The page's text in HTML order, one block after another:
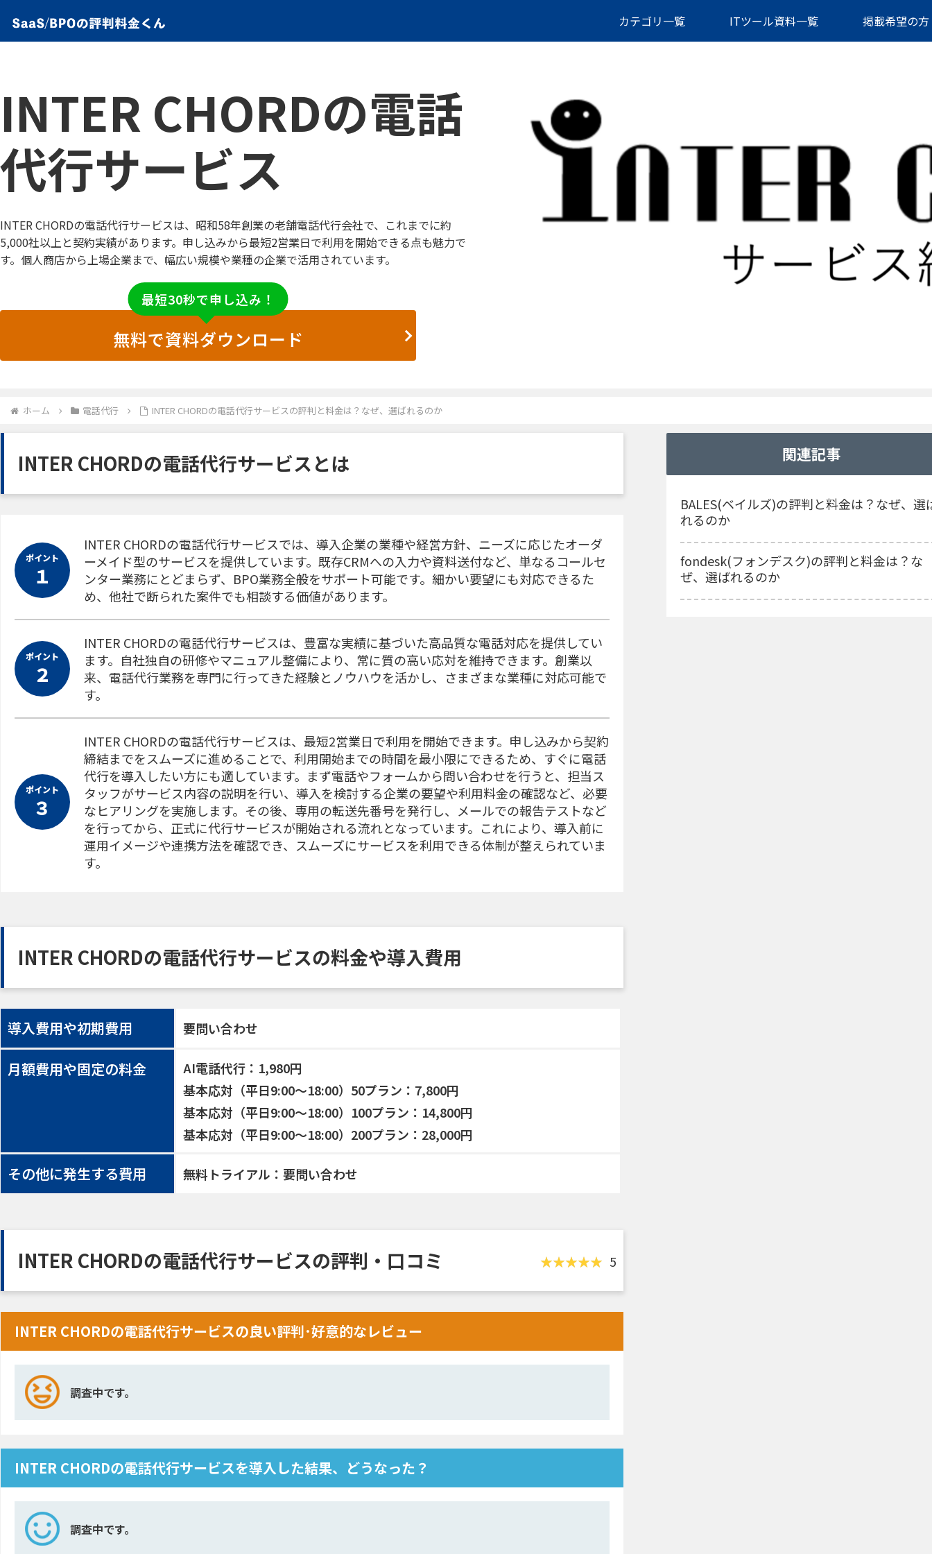
カテゴリ一覧 ITツール資料一覧 掲載希望の方
INTER CHORDの電話
代行サービス
INTER CHORDの電話代行サービスは、昭和58年創業の老舗電話代行会社で、これまでに約
5,000社以上と契約実績があります。申し込みから最短2営業日で利用を開始できる点も魅力で
す。個人商店から上場企業まで、幅広い規模や業種の企業で活用されています。
最短30秒で申し込み！
無料で資料ダウンロード
ホーム 電話代行 INTER CHORDの電話代行サービスの評判と料金は？なぜ、選ばれるのか
INTER CHORDの電話代行サービスとは
ポイント
１
INTER CHORDの電話代行サービスでは、導入企業の業種や経営方針、ニーズに応じたオーダ
ーメイド型のサービスを提供しています。既存CRMへの入力や資料送付など、単なるコールセ
ンター業務にとどまらず、BPO業務全般をサポート可能です。細かい要望にも対応できるた
め、他社で断られた案件でも相談する価値があります。
ポイント
２
INTER CHORDの電話代行サービスは、豊富な実績に基づいた高品質な電話対応を提供してい
ます。自社独自の研修やマニュアル整備により、常に質の高い応対を維持できます。創業以
来、電話代行業務を専門に行ってきた経験とノウハウを活かし、さまざまな業種に対応可能で
す。
ポイント
３
INTER CHORDの電話代行サービスは、最短2営業日で利用を開始できます。申し込みから契約
締結までをスムーズに進めることで、利用開始までの時間を最小限にできるため、すぐに電話
代行を導入したい方にも適しています。まず電話やフォームから問い合わせを行うと、担当ス
タッフがサービス内容の説明を行い、導入を検討する企業の要望や利用料金の確認など、必要
なヒアリングを実施します。その後、専用の転送先番号を発行し、メールでの報告テストなど
を行ってから、正式に代行サービスが開始される流れとなっています。これにより、導入前に
運用イメージや連携方法を確認でき、スムーズにサービスを利用できる体制が整えられていま
す。
INTER CHORDの電話代行サービスの料金や導入費用
導入費用や初期費用 要問い合わせ
月額費用や固定の料金
AI電話代行：1,980円
基本応対（平日9:00～18:00）50プラン：7,800円
基本応対（平日9:00～18:00）100プラン：14,800円
基本応対（平日9:00～18:00）200プラン：28,000円
その他に発生する費用 無料トライアル：要問い合わせ
INTER CHORDの電話代行サービスの評判・口コミ 5
INTER CHORDの電話代行サービスの良い評判･好意的なレビュー
調査中です。
INTER CHORDの電話代行サービスを導入した結果、どうなった？
調査中です。
関連記事
BALES(ベイルズ)の評判と料金は？なぜ、選
れるのか
fondesk(フォンデスク)の評判と料金は？な
ぜ、選ばれるのか